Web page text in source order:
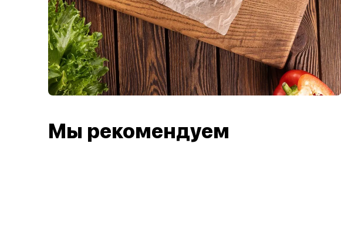
Мы рекомендуем